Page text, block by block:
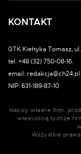
KONTAKT
GTK Kiełtyka Tomasz,
tel. +48 (32) 750-08-16.
email: redakcja@ch24.pl
NIP: 631-189-87-10
Nazwy własne firm,
własnością tychże
Wszystkie